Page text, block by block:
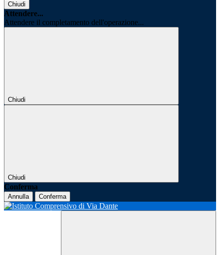
Chiudi
Attendere...
Attendere il completamento dell'operazione...
Chiudi
Chiudi
Conferma
Annulla Conferma